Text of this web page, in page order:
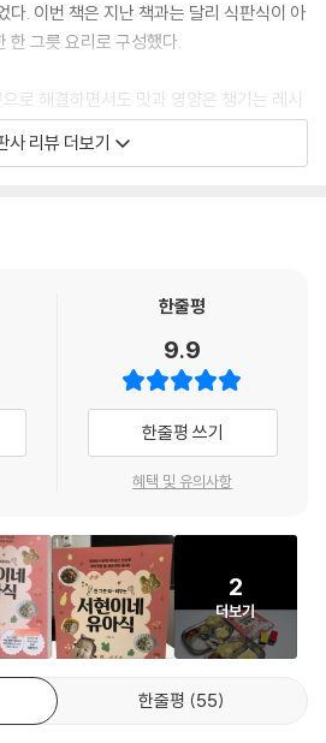
다. 이번 책은 지난 책과는 달리 식판식이 아
한 그릇 요리로 구성했다.
로 해결하면서도 맛과 영양은 챙기는 레시
본격적으로 편식을 하는 시기에 접어든 만
맘의 고민과 노하우를 책 속에 담아내었다.
해서 꼭 봐야 하는 필수 정보를 담았다. 도
들이 평소에 궁금해했던 내용들도 속 시원히
있을 엄마들을 위한 세심한 서비스!
록 구성했다! 두 번째, 「냉장고 부착 궁합
리는 식재료끼리 조합해서 메뉴 궁합을 짜
를 통해서 재료를 기준으로 유아식에 접근해
요리를 만들 수 있고, 다양한 식단도 구성
사 리뷰 더보기
한줄평
9.9
한줄평 쓰기
혜택 및 유의사항
2
더보기
한줄평 55